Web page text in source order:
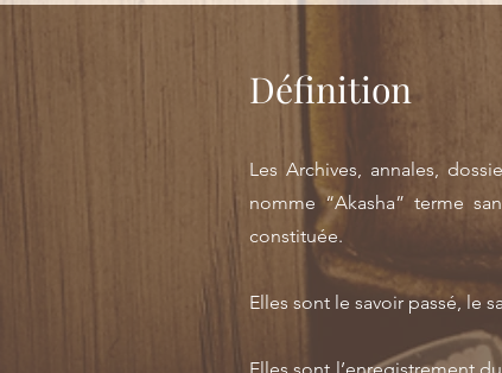
Définition
Les Archives, annales,
nomme “Akasha” terme
constituée.
Elles sont le savoir passé, le